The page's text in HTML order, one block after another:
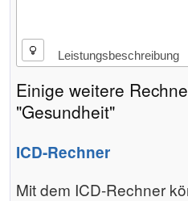
Leistungsbeschreibung
Einige weitere
"Gesundheit"
ICD-Rechner
Mit dem ICD-Rechner